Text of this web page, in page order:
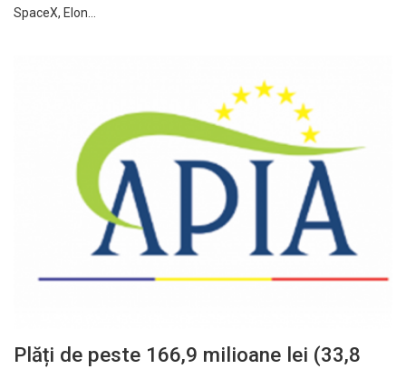
SpaceX, Elon…
Plăți de peste 166,9 milioane lei (33,8